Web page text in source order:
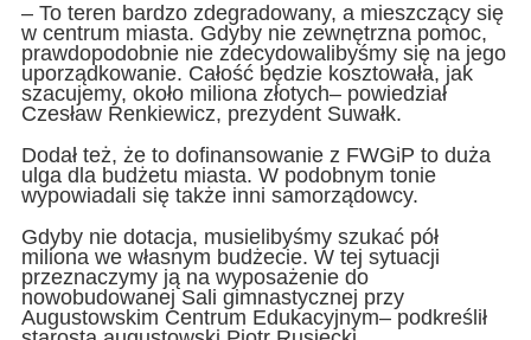
– To teren bardzo zdegradowany, a mieszczący się
w centrum miasta. Gdyby nie zewnętrzna pomoc,
prawdopodobnie nie zdecydowalibyśmy się na jego
uporządkowanie. Całość będzie kosztowała, jak
szacujemy, około miliona złotych– powiedział
Czesław Renkiewicz, prezydent Suwałk.
Dodał też, że to dofinansowanie z FWGiP to duża
ulga dla budżetu miasta. W podobnym tonie
wypowiadali się także inni samorządowcy.
Gdyby nie dotacja, musielibyśmy szukać pół
miliona we własnym budżecie. W tej sytuacji
przeznaczymy ją na wyposażenie do
nowobudowanej Sali gimnastycznej przy
Augustowskim Centrum Edukacyjnym– podkreślił